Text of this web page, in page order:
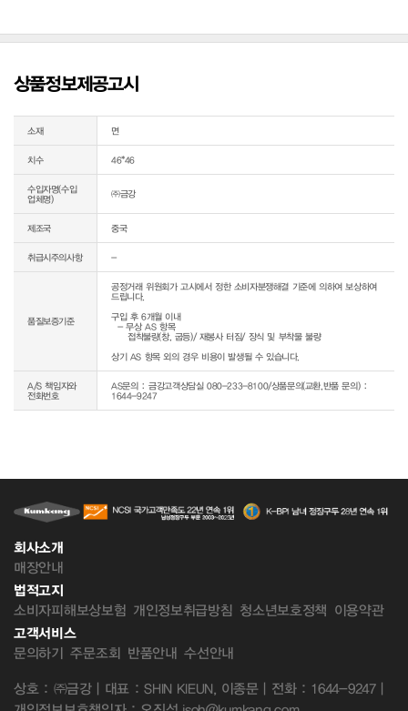
상품정보제공고시
소재 면
치수 46*46
수입자명(수입
업체명)
㈜금강
제조국 중국
취급시주의사항 -
품질보증기준
공정거래 위원회가 고시에서 정한 소비자분쟁해결 기준에 의하여 보상하여
드립니다.
구입 후 6개월 이내
  - 무상 AS 항목
상기 AS 항목 외의 경우 비용이 발생될 수 있습니다.
A/S 책임자와
전화번호
AS문의 : 금강고객상담실 080-233-8100/상품문의(교환,반품 문의) :
1644-9247
회사소개
매장안내
법적고지
소비자피해보상보험 개인정보취급방침 청소년보호정책 이용약관
고객서비스
문의하기 주문조회 반품안내 수선안내
상호 : ㈜금강 | 대표 : SHIN KIEUN, 이종문 | 전화 : 1644-9247 |